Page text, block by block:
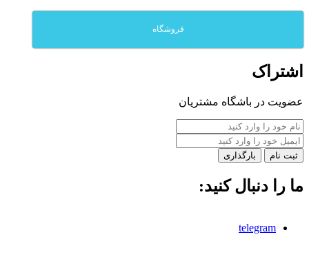
فروشگاه
اشتراک
عضویت در باشگاه مشتریان
بارگذاری
ما را دنبال کنید:
telegram